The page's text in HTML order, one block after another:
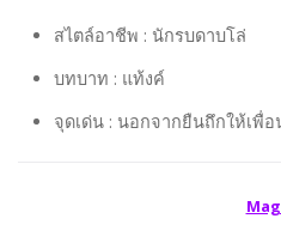
สไตล์อาชีพ : นักรบดาบโล่
บทบาท : แท้งค์
จุดเด่น : นอกจากยืนถึกให้เพื่